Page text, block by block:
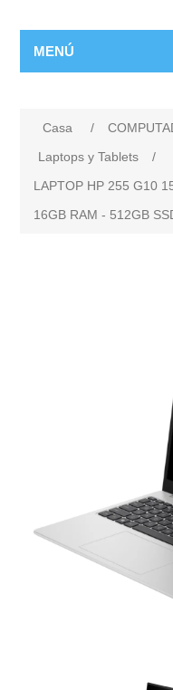
MENÚ
Casa /
Laptops y Tablets
/
LAPTOP HP 255 G10
16GB RAM - 512GB